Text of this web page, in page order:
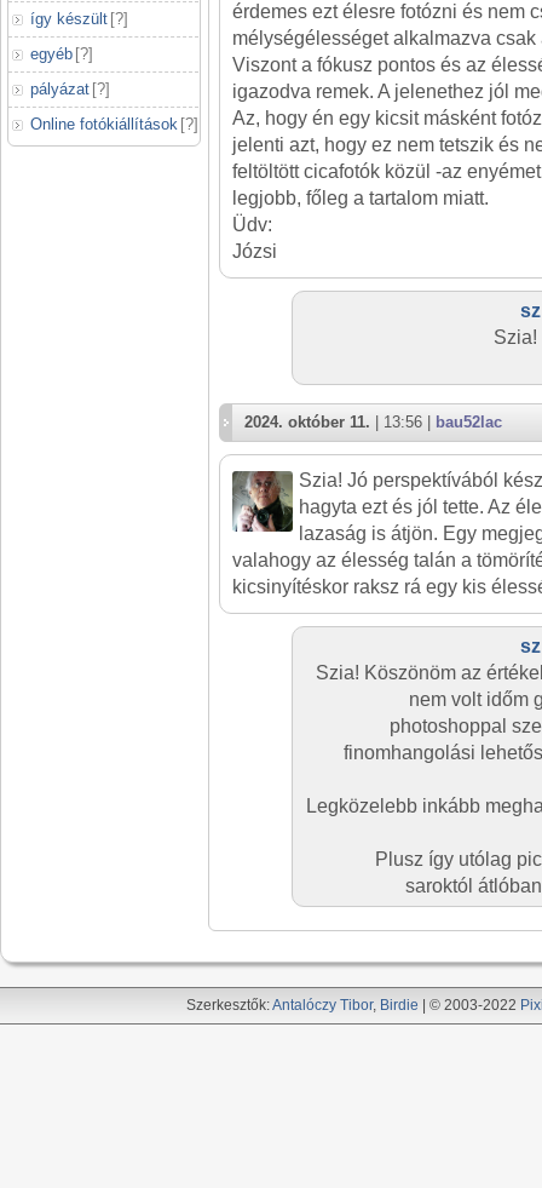
így készült [?]
egyéb [?]
pályázat [?]
Online fotókiállítások [?]
érdemes ezt élesre fotózni és nem
mélységélességet alkalmazva
Viszont a fókusz pontos és az
igazodva remek. A jelenethez jól
Az, hogy én egy kicsit másként
jelenti azt, hogy ez nem tetszik és
feltöltött cicafotók közül -az
legjobb, főleg a tartalom miatt.
Üdv:
Józsi
Szia!
2024. október 11. | 13:56 | bau52lac
Szia! Jó perspektívából
hagyta ezt és jól tette. Az
lazaság is átjön. Egy
valahogy az élesség talán a
kicsinyítéskor raksz rá egy kis
Szia! Köszönöm az
nem volt időm
photoshoppal
finomhangolási
Legközelebb inkább
Plusz így utólag
saroktól
Szerkesztők:Antalóczy Tibor, Birdie | © 2003-2022